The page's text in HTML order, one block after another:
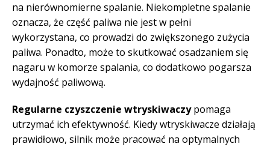
na nierównomierne spalanie. Niekompletne spalanie
oznacza, że część paliwa nie jest w pełni
wykorzystana, co prowadzi do zwiększonego zużycia
paliwa. Ponadto, może to skutkować osadzaniem się
nagaru w komorze spalania, co dodatkowo pogarsza
wydajność paliwową.
Regularne czyszczenie wtryskiwaczypomaga
utrzymać ich efektywność. Kiedy wtryskiwacze działają
prawidłowo, silnik może pracować na optymalnych